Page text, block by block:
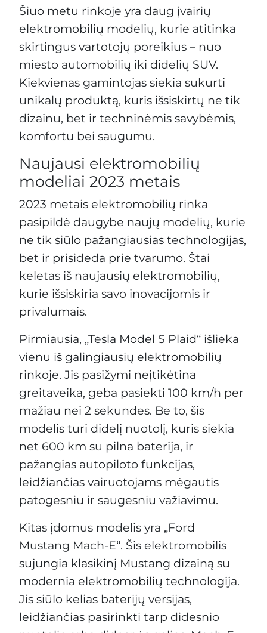
Šiuo metu rinkoje yra daug įvairių
elektromobilių modelių, kurie atitinka
skirtingus vartotojų poreikius – nuo
miesto automobilių iki didelių SUV.
Kiekvienas gamintojas siekia sukurti
unikalų produktą, kuris išsiskirtų ne tik
dizainu, bet ir techninėmis savybėmis,
komfortu bei saugumu.
Naujausi elektromobilių
modeliai 2023 metais
2023 metais elektromobilių rinka
pasipildė daugybe naujų modelių, kurie
ne tik siūlo pažangiausias technologijas,
bet ir prisideda prie tvarumo. Štai
keletas iš naujausių elektromobilių,
kurie išsiskiria savo inovacijomis ir
privalumais.
Pirmiausia, „Tesla Model S Plaid“ išlieka
vienu iš galingiausių elektromobilių
rinkoje. Jis pasižymi neįtikėtina
greitaveika, geba pasiekti 100 km/h per
mažiau nei 2 sekundes. Be to, šis
modelis turi didelį nuotolį, kuris siekia
net 600 km su pilna baterija, ir
pažangias autopiloto funkcijas,
leidžiančias vairuotojams mėgautis
patogesniu ir saugesniu važiavimu.
Kitas įdomus modelis yra „Ford
Mustang Mach-E“. Šis elektromobilis
sujungia klasikinį Mustang dizainą su
modernia elektromobilių technologija.
Jis siūlo kelias baterijų versijas,
leidžiančias pasirinkti tarp didesnio